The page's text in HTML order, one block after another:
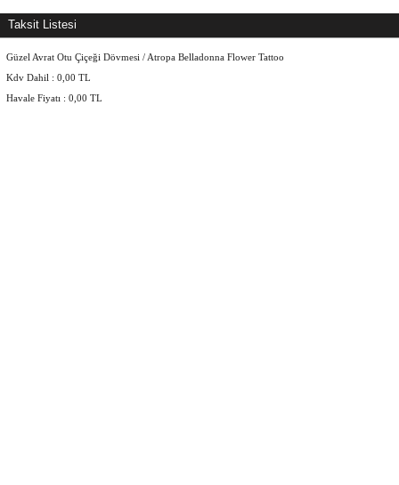
Taksit Listesi
Güzel Avrat Otu Çiçeği Dövmesi / Atropa Belladonna Flower Tattoo
Kdv Dahil : 0,00 TL
Havale Fiyatı : 0,00 TL